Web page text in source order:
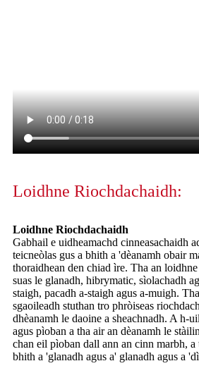
Loidhne Riochdachaidh:
Loidhne Riochdachaidh
Gabhail e uidheamachd cinneasachaidh
teicneòlas gus a bhith a 'dèanamh obair
thoraidhean den chiad ìre. Tha an
suas le glanadh, hibrymatic, sìolachadh
staigh, pacadh a-staigh agus a-muigh.
sgaoileadh stuthan tro phròiseas
dhèanamh le daoine a sheachnadh. A h-
agus pìoban a tha air an dèanamh le
chan eil pìoban dall ann an cinn marbh, a
bhith a 'glanadh agus a' glanadh agus a